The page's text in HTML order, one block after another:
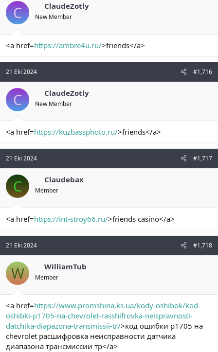
C ClaudeZotly
New Member
<a href=https://ambre4u.ru/>friends</a>
21 Eki 2024 #1,716
C ClaudeZotly
New Member
<a href=https://kuzbassphoto.ru/>friends</a>
21 Eki 2024 #1,717
C Claudebax
Member
<a href=https://int-stroy66.ru/>friends casino</a>
21 Eki 2024 #1,718
W WilliamTub
Member
<a href=https://www.promshina.ks.ua/kody-oshibok/kod-
oshibki-p1705-na-chevrolet-rasshifrovka-neispravnosti-
datchika-diapazona-transmissii-tr/>код ошибки p1705 на
chevrolet расшифровка неисправности датчика
диапазона трансмиссии тр</a>